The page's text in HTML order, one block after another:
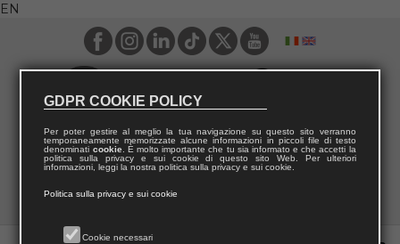
EN
GDPR COOKIE POLICY
Per poter gestire al meglio la tua navigazione su questo sito verranno
temporaneamente memorizzate alcune informazioni in piccoli file di testo
denominati cookie. È molto importante che tu sia informato e che accetti la
politica sulla privacy e sui cookie di questo sito Web. Per ulteriori
informazioni, leggi la nostra politica sulla privacy e sui cookie.
Politica sulla privacy e sui cookie
Cookie necessari